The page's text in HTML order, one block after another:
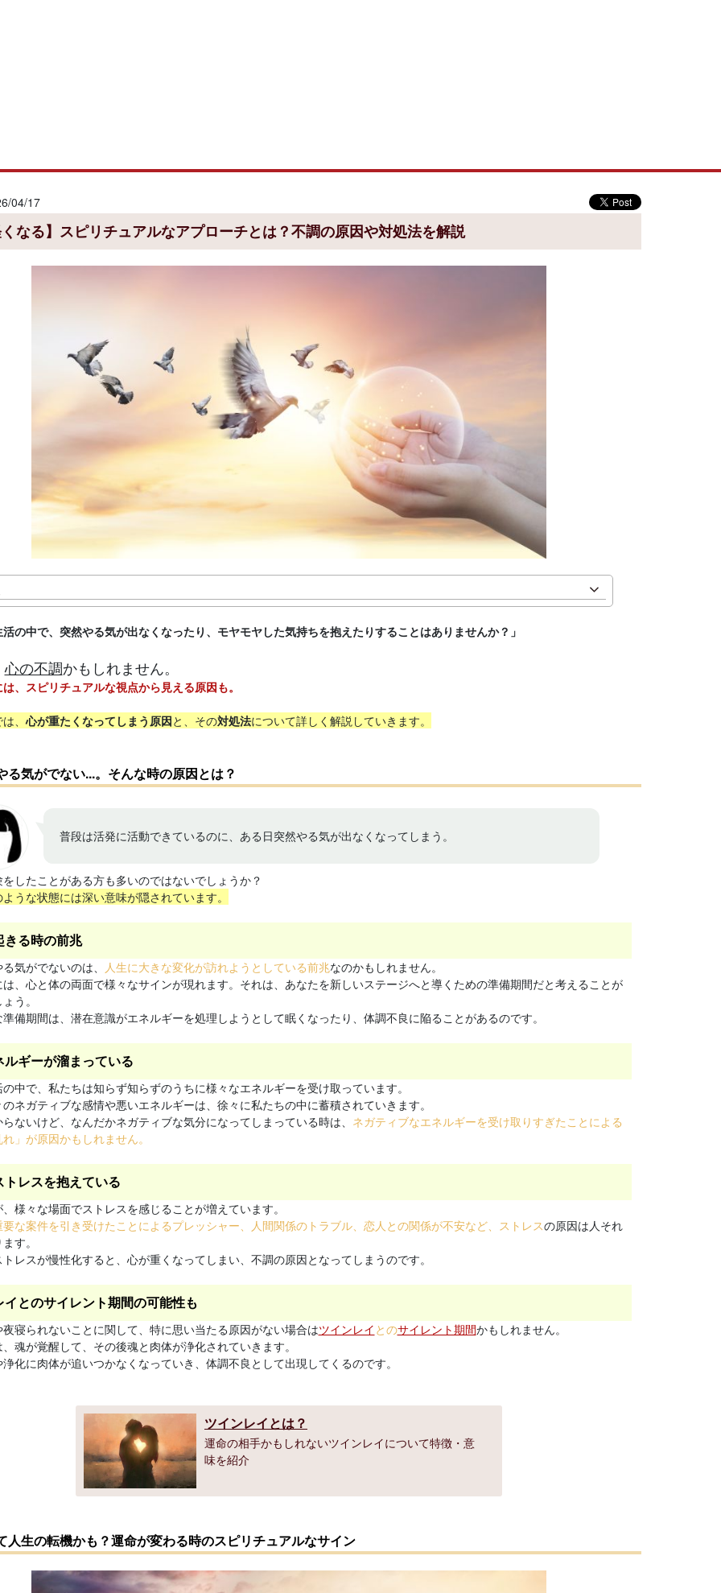
04/17
なる】スピリチュアルなアプローチとは？不調の原因や対処法を解説
の中で、突然やる気が出なくなったり、モヤモヤした気持ちを抱えたりすることはありませんか？」
心の不調かもしれません。
、スピリチュアルな視点から見える原因も。
、 心が重たくなってしまう原因と、その対処法について詳しく解説していきます。
る気がでない...。そんな時の原因とは？
普段は活発に活動できているのに、ある日突然やる気が出なくなってしまう。
したことがある方も多いのではないでしょうか？
うな状態には深い意味が隠されています。
きる時の前兆
気がでないのは、 人生に大きな変化が訪れようとしている前兆なのかもしれません。
、心と体の両面で様々なサインが現れます。それは、あなたを新しいステージへと導くための準備期間だと考えることが
う。
備期間は、潜在意識がエネルギーを処理しようとして眠くなったり、体調不良に陥ることがあるのです。
ルギーが溜まっている
中で、私たちは知らず知らずのうちに様々なエネルギーを受け取っています。
ネガティブな感情や悪いエネルギーは、徐々に私たちの中に蓄積されていきます。
ないけど、なんだかネガティブな気分になってしまっている時は、 ネガティブなエネルギーを受け取りすぎたことによる
」が原因かもしれません。
トレスを抱えている
様々な場面でストレスを感じることが増えています。
な案件を引き受けたことによるプレッシャー、人間関係のトラブル、恋人との関係が不安など、ストレスの原因は人それ
す。
レスが慢性化すると、心が重くなってしまい、不調の原因となってしまうのです。
とのサイレント期間の可能性も
寝られないことに関して、特に思い当たる原因がない場合はツインレイ とのサイレント期間かもしれません。
魂が覚醒して、その後魂と肉体が浄化されていきます。
化に肉体が追いつかなくなっていき、体調不良として出現してくるのです。
ツインレイとは？
運命の相手かもしれないツインレイについて特徴・意
味を紹介
人生の転機かも？運命が変わる時のスピリチュアルなサイン